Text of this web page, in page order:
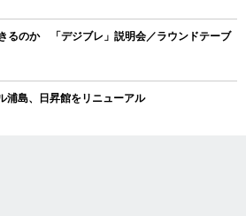
るのか 「デジブレ」説明会／ラウンドテーブ
島、日昇館をリニューアル